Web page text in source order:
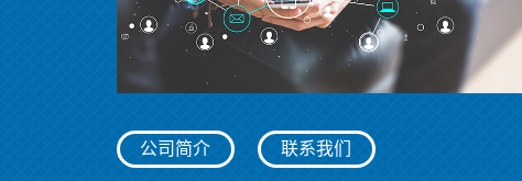
公司简介 联系我们